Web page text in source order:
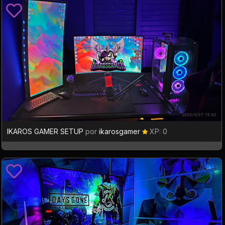
IKAROS GAMER SETUP por ikarosgamer XP: 0